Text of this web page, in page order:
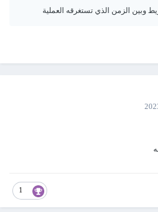
وبين الزمن الذي تستغرقه العملية
1